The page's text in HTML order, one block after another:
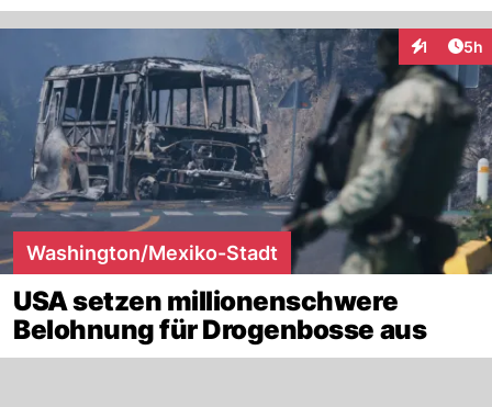
1 5h
Washington/Mexiko-Stadt
USA setzen millionenschwere
Belohnung für Drogenbosse aus